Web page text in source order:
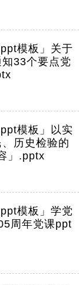
模板」关于
33个要点党
模板」以实
历史检验的
」.pptx
模板」学党
周年党课ppt